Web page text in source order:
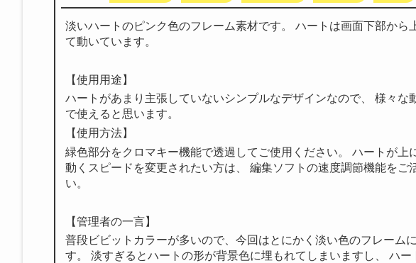
淡いハートのピンク色のフレーム素材です。 ハートは画面下部から
て動いています。
【使用用途】
ハートがあまり主張していないシンプルなデザインなので、 様々な
で使えると思います。
【使用方法】
緑色部分をクロマキー機能で透過してご使用ください。 ハートが上
動くスピードを変更されたい方は、 編集ソフトの速度調節機能をご
い。
【管理者の一言】
普段ビビットカラーが多いので、今回はとにかく淡い色のフレーム
す。 淡すぎるとハートの形が背景色に埋もれてしまいますし、 ハー